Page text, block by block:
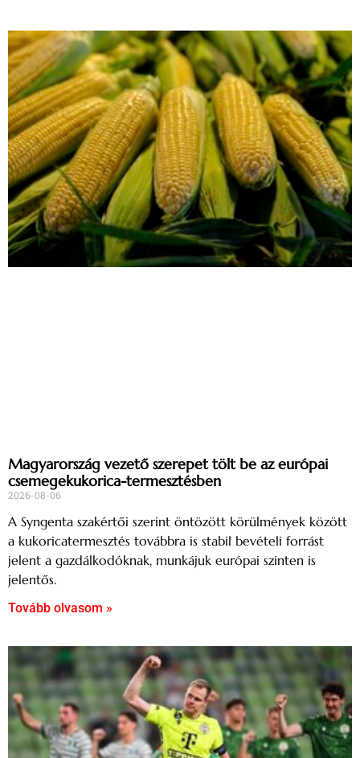
Magyarország vezető szerepet tölt be az európai
csemegekukorica-termesztésben
2026-08-06
A Syngenta szakértői szerint öntözött körülmények között
a kukoricatermesztés továbbra is stabil bevételi forrást
jelent a gazdálkodóknak, munkájuk európai szinten is
jelentős.
Tovább olvasom »